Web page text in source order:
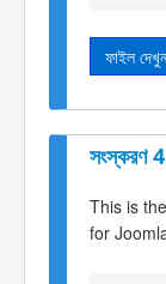
ফাইল দেখুন
সংস্করণ
This is
for